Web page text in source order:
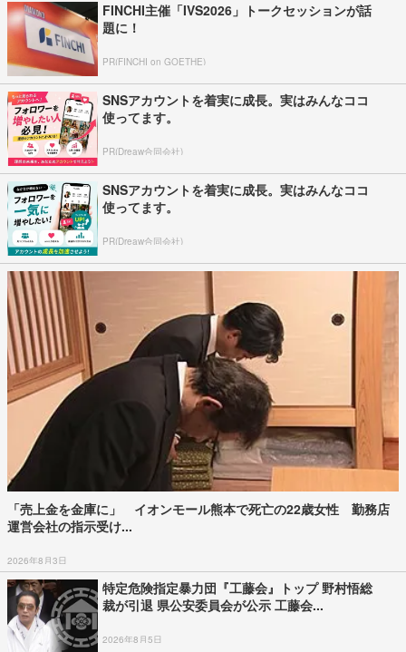
FINCHI主催「IVS2026」トークセッションが話
題に！
PR(FINCHI on GOETHE)
SNSアカウントを着実に成長。実はみんなココ
使ってます。
PR(Dreaw合同会社)
SNSアカウントを着実に成長。実はみんなココ
使ってます。
PR(Dreaw合同会社)
「売上金を金庫に」 イオンモール熊本で死亡の22歳女性 勤務店
運営会社の指示受け...
2026年8月3日
特定危険指定暴力団『工藤会』トップ 野村悟総
裁が引退 県公安委員会が公示 工藤会...
2026年8月5日